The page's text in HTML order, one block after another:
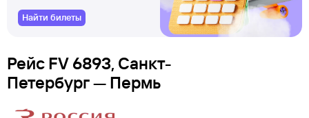
Найти билеты
Рейс FV 6893, Санкт-
Петербург — Пермь